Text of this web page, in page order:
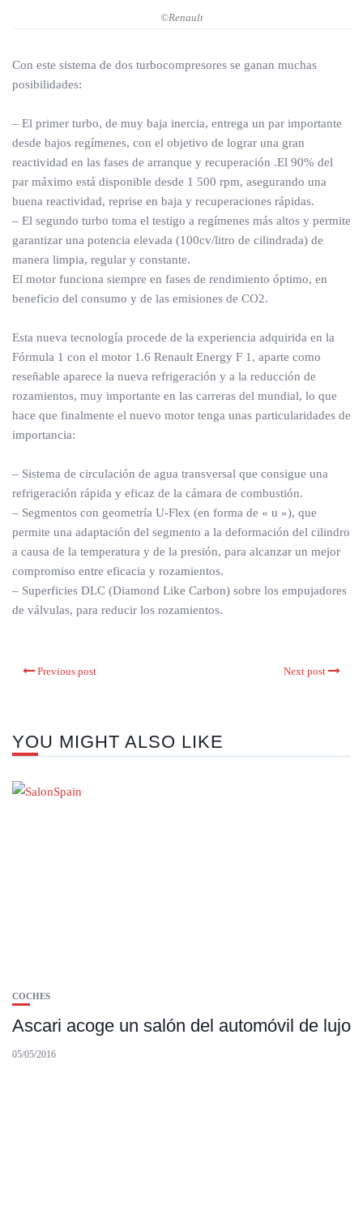
©Renault
Con este sistema de dos turbocompresores se ganan muchas
posibilidades:
– El primer turbo, de muy baja inercia, entrega un par importante
desde bajos regímenes, con el objetivo de lograr una gran
reactividad en las fases de arranque y recuperación .El 90% del
par máximo está disponible desde 1 500 rpm, asegurando una
buena reactividad, reprise en baja y recuperaciones rápidas.
– El segundo turbo toma el testigo a regímenes más altos y permite
garantizar una potencia elevada (100cv/litro de cilindrada) de
manera limpia, regular y constante.
El motor funciona siempre en fases de rendimiento óptimo, en
beneficio del consumo y de las emisiones de CO2.
Esta nueva tecnología procede de la experiencia adquirida en la
Fórmula 1 con el motor 1.6 Renault Energy F 1, aparte como
reseñable aparece la nueva refrigeración y a la reducción de
rozamientos, muy importante en las carreras del mundial, lo que
hace que finalmente el nuevo motor tenga unas particularidades de
importancia:
– Sistema de circulación de agua transversal que consigue una
refrigeración rápida y eficaz de la cámara de combustión.
– Segmentos con geometría U-Flex (en forma de « u »), que
permite una adaptación del segmento a la deformación del cilindro
a causa de la temperatura y de la presión, para alcanzar un mejor
compromiso entre eficacia y rozamientos.
– Superficies DLC (Diamond Like Carbon) sobre los empujadores
de válvulas, para reducir los rozamientos.
Previous post Next post
YOU MIGHT ALSO LIKE
COCHES
Ascari acoge un salón del automóvil de lujo
05/05/2016